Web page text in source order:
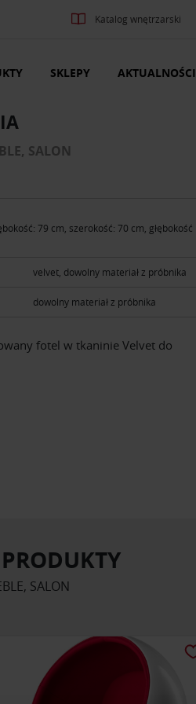
Katalog wnętrzarski
SKLEPY AKTUALNOŚCI
SALON
79 cm, szerokość: 70 cm, głębokość
velvet, dowolny materiał z próbnika
dowolny materiał z próbnika
fotel w tkaninie Velvet do
SALON